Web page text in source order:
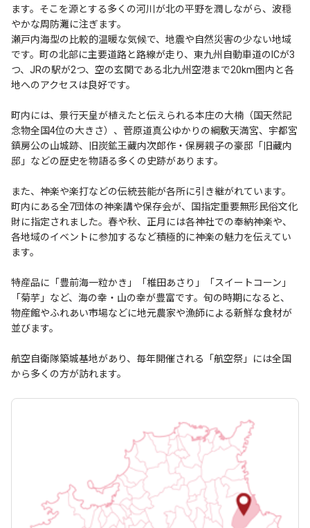
ます。そこを源とする多くの河川が北の平野を潤しながら、波穏
やかな周防灘に注ぎます。
瀬戸内海型の比較的温暖な気候で、地震や自然災害の少ない地域
です。町の北部に主要道路と路線が走り、東九州自動車道のICが3
つ、JRの駅が2つ、空の玄関である北九州空港まで20km圏内と各
地へのアクセスは良好です。
町内には、景行天皇が植えたと伝えられる本庄の大楠（国天然記
念物全国4位の大きさ）、菅原道真公ゆかりの綱敷天満宮、宇都宮
鎮房公の山城跡、旧炭鉱王藏内次郎作・保房親子の豪邸「旧藏内
邸」などの歴史を物語る多くの史跡があります。
また、神楽や楽打などの伝統芸能が各所に引き継がれています。
町内にある全7団体の神楽講や保存会が、国指定重要無形民俗文化
財に指定されました。春や秋、正月には各神社での奉納神楽や、
各地域のイベントに参加するなど積極的に神楽の魅力を伝えてい
ます。
特産品に「豊前海一粒かき」「椎田あさり」「スイートコーン」
「菊芋」など、海の幸・山の幸が豊富です。旬の時期になると、
物産館やふれあい市場などに地元農家や漁師による新鮮な食材が
並びます。
航空自衛隊築城基地があり、毎年開催される「航空祭」には全国
から多くの方が訪れます。